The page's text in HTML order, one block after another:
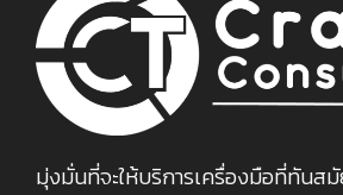
มุ่งมั่นที่จะให้บริการเครื่องมือที่ทันส